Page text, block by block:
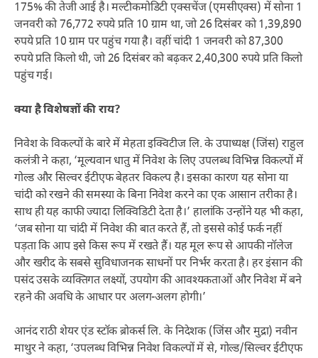
175% की तेजी आई है। मल्टीकमोडिटी एक्सचेंज (एमसीएक्स) में सोना 1
जनवरी को 76,772 रुपये प्रति 10 ग्राम था, जो 26 दिसंबर को 1,39,890
रुपये प्रति 10 ग्राम पर पहुंच गया है। वहीं चांदी 1 जनवरी को 87,300
रुपये प्रति किलो थी, जो 26 दिसंबर को बढ़कर 2,40,300 रुपये प्रति किलो
पहुंच गई।
क्या है विशेषज्ञों की राय?
निवेश के विकल्पों के बारे में मेहता इक्विटीज लि. के उपाध्यक्ष (जिंस) राहुल
कलंत्री ने कहा, ‘मूल्यवान धातु में निवेश के लिए उपलब्ध विभिन्न विकल्पों में
गोल्ड और सिल्वर ईटीएफ बेहतर विकल्प है। इसका कारण यह सोना या
चांदी को रखने की समस्या के बिना निवेश करने का एक आसान तरीका है।
साथ ही यह काफी ज्यादा लिक्विडिटी देता है।’ हालांकि उन्होंने यह भी कहा,
‘जब सोना या चांदी में निवेश की बात करते हैं, तो इससे कोई फर्क नहीं
पड़ता कि आप इसे किस रूप में रखते हैं। यह मूल रूप से आपकी नॉलेज
और खरीद के सबसे सुविधाजनक साधनों पर निर्भर करता है। हर इंसान की
पसंद उसके व्यक्तिगत लक्ष्यों, उपयोग की आवश्यकताओं और निवेश में बने
रहने की अवधि के आधार पर अलग-अलग होगी।’
आनंद राठी शेयर एंड स्टॉक ब्रोकर्स लि. के निदेशक (जिंस और मुद्रा) नवीन
माथुर ने कहा, ‘उपलब्ध विभिन्न निवेश विकल्पों में से, गोल्ड/सिल्वर ईटीएफ